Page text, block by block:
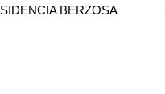
BERZOSA